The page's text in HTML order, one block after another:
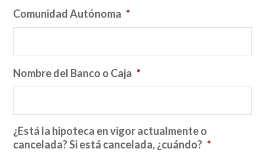
Comunidad Autónoma *
Nombre del Banco o Caja *
¿Está la hipoteca en vigor actualmente o
cancelada? Si está cancelada, ¿cuándo? *